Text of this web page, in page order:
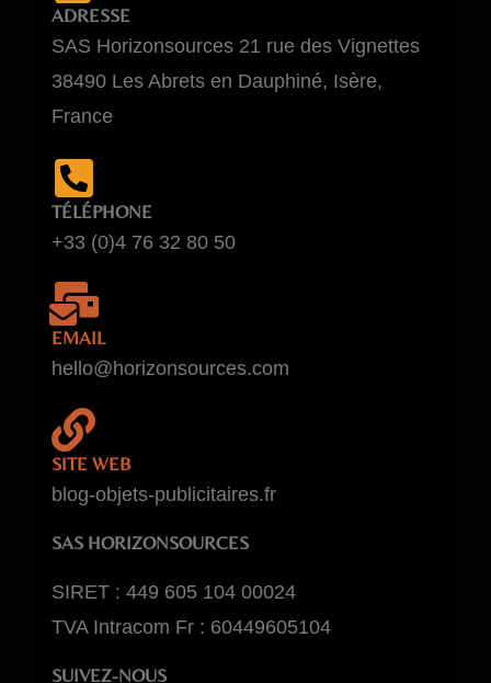
ADRESSE
SAS Horizonsources 21 rue des Vignettes
38490 Les Abrets en Dauphiné, Isère,
France
TÉLÉPHONE
+33 (0)4 76 32 80 50
EMAIL
hello@horizonsources.com
SITE WEB
blog-objets-publicitaires.fr
SAS HORIZONSOURCES
SIRET : 449 605 104 00024
TVA Intracom Fr : 60449605104
SUIVEZ-NOUS